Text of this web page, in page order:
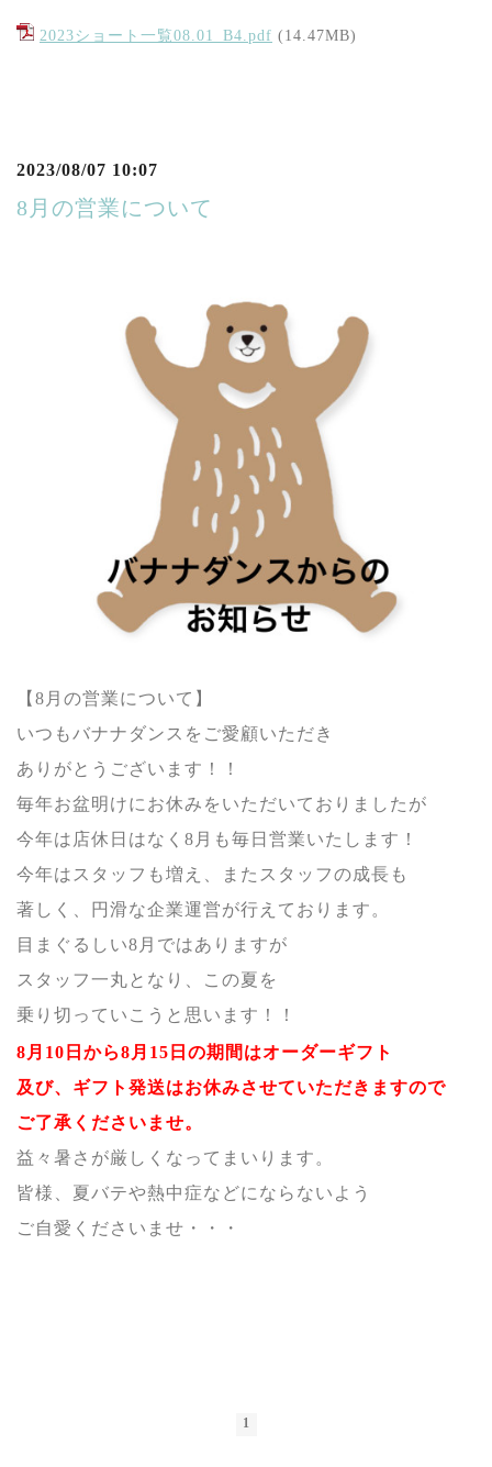
2023ショート一覧08.01_B4.pdf (14.47MB)
2023/08/07 10:07
8月の営業について
【 8 月の営業について】
いつもバナナダンスをご愛顧いただき
ありがとうございます ！！
毎年お盆明けにお休みをいただいておりましたが
今年は店休日はなく 8 月も毎日営業いたします！
今年はスタッフも増え、またスタッフの成長も
著しく、円滑な企業運営が行えております。
目まぐるしい8 月ではありますが
スタッフ一丸となり、この夏を
乗り切っていこうと思います ！！
8月 10 日から8月 15 日の期間はオーダーギフト
及び、ギフト発送はお休みさせていただきますので
ご了承くださいませ。
益々暑さが厳しくなってまいります。
皆様、夏バテや熱中症などにならないよう
ご自愛くださいませ ・・・
1